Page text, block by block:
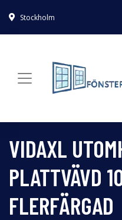
Stockholm
VIDAXL
PLATTVÄVD
FLERFÄRGAD